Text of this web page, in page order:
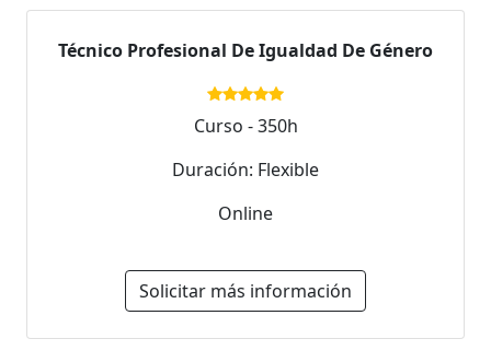
Técnico Profesional De Igualdad De Género
Curso - 350h
Duración: Flexible
Online
Solicitar más información